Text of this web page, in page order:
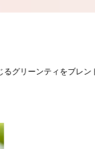
グリーンティをブレン